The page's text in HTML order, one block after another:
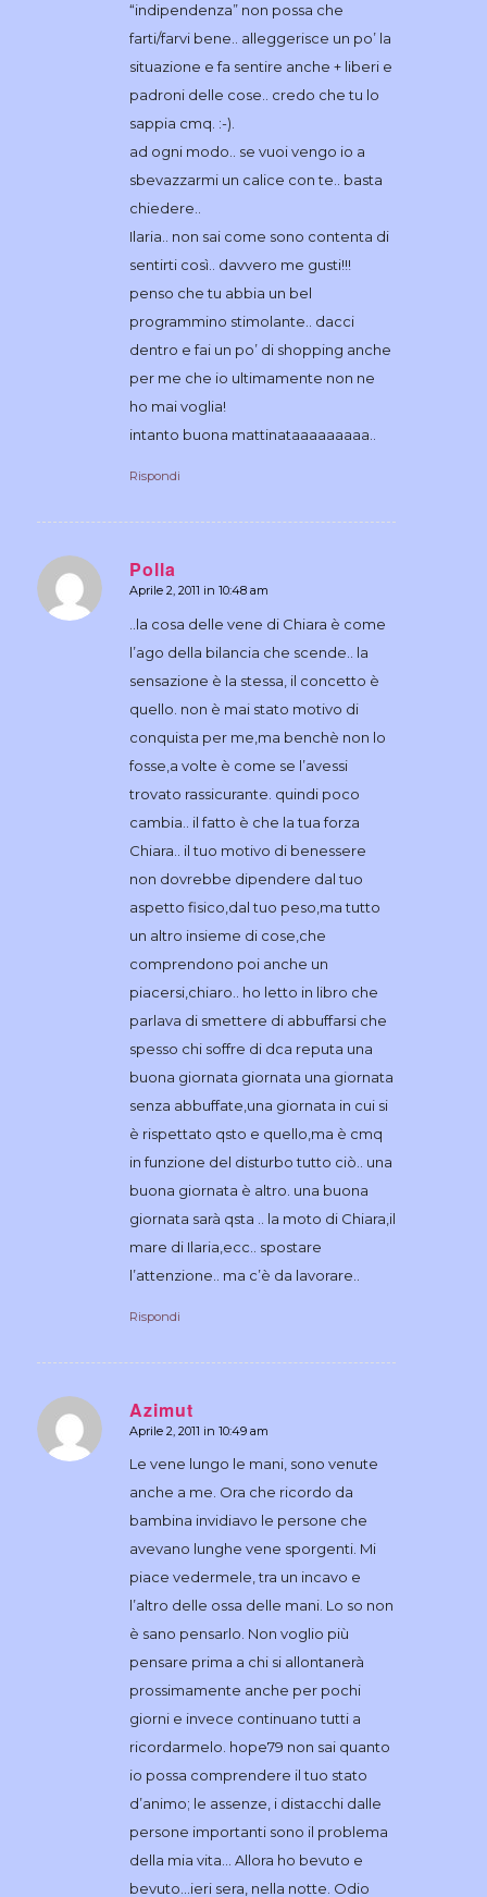
“indipendenza” non possa che
farti/farvi bene.. alleggerisce un po’ la
situazione e fa sentire anche + liberi e
padroni delle cose.. credo che tu lo
sappia cmq. :-).
ad ogni modo.. se vuoi vengo io a
sbevazzarmi un calice con te.. basta
chiedere..
Ilaria.. non sai come sono contenta di
sentirti così.. davvero me gusti!!!
penso che tu abbia un bel
programmino stimolante.. dacci
dentro e fai un po’ di shopping anche
per me che io ultimamente non ne
ho mai voglia!
intanto buona mattinataaaaaaaaa..
Rispondi
Polla
dice:
Aprile 2, 2011 in 10:48 am
..la cosa delle vene di Chiara è come
l’ago della bilancia che scende.. la
sensazione è la stessa, il concetto è
quello. non è mai stato motivo di
conquista per me,ma benchè non lo
fosse,a volte è come se l’avessi
trovato rassicurante. quindi poco
cambia.. il fatto è che la tua forza
Chiara.. il tuo motivo di benessere
non dovrebbe dipendere dal tuo
aspetto fisico,dal tuo peso,ma tutto
un altro insieme di cose,che
comprendono poi anche un
piacersi,chiaro.. ho letto in libro che
parlava di smettere di abbuffarsi che
spesso chi soffre di dca reputa una
buona giornata giornata una giornata
senza abbuffate,una giornata in cui si
è rispettato qsto e quello,ma è cmq
in funzione del disturbo tutto ciò.. una
buona giornata è altro. una buona
giornata sarà qsta .. la moto di Chiara,il
mare di Ilaria,ecc.. spostare
l’attenzione.. ma c’è da lavorare..
Rispondi
Azimut
dice:
Aprile 2, 2011 in 10:49 am
Le vene lungo le mani, sono venute
anche a me. Ora che ricordo da
bambina invidiavo le persone che
avevano lunghe vene sporgenti. Mi
piace vedermele, tra un incavo e
l’altro delle ossa delle mani. Lo so non
è sano pensarlo. Non voglio più
pensare prima a chi si allontanerà
prossimamente anche per pochi
giorni e invece continuano tutti a
ricordarmelo. hope79 non sai quanto
io possa comprendere il tuo stato
d’animo; le assenze, i distacchi dalle
persone importanti sono il problema
della mia vita… Allora ho bevuto e
bevuto…ieri sera, nella notte. Odio